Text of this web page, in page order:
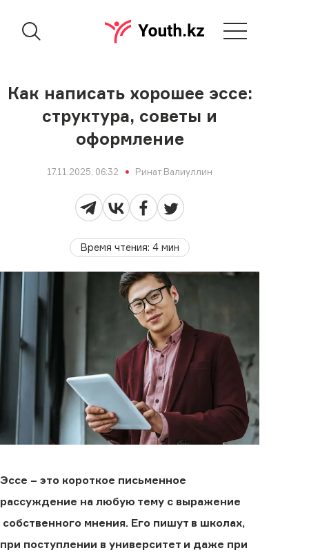
Как написать хорошее эссе:
структура, советы и
оформление
17.11.2025, 06:32 Ринат Валиуллин
Время чтения: 4мин
Эссе – это короткое письменное
рассуждение на любую тему с выражение
собственного мнения. Его пишут в школах,
при поступлении в университет и даже при